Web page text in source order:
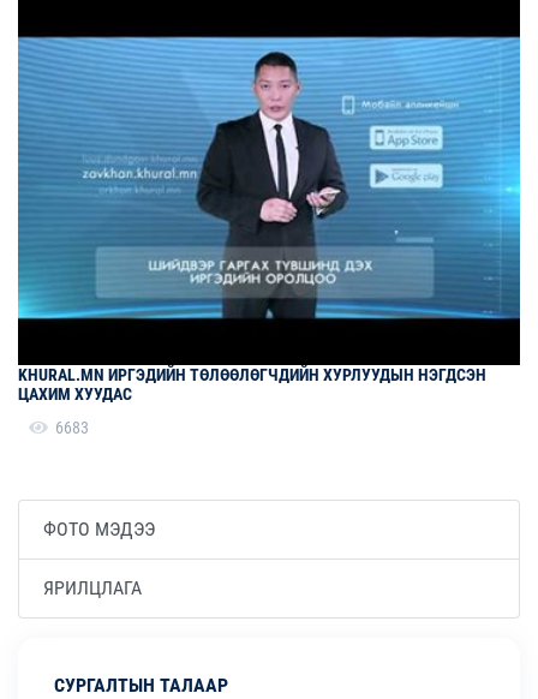
KHURAL.MN ИРГЭДИЙН ТӨЛӨӨЛӨГЧДИЙН ХУРЛУУДЫН НЭГДСЭН
ЦАХИМ ХУУДАС
6683
ФОТО МЭДЭЭ
ЯРИЛЦЛАГА
СУРГАЛТЫН ТАЛААР